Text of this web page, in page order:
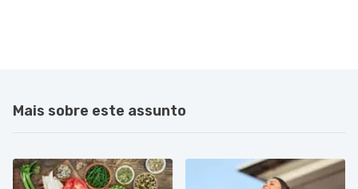
Mais sobre este assunto